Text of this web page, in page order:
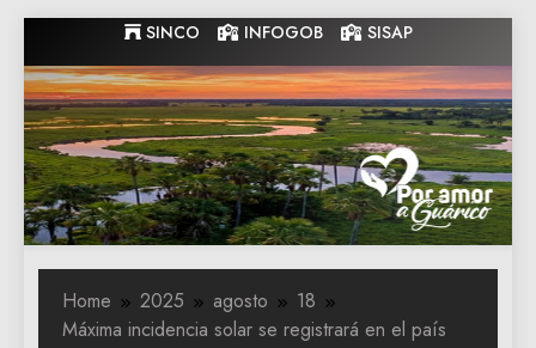
to
content
SINCO INFOGOB SISAP
Gobernacion
de Guarico
Gobernacion de Guarico
Home 2025 agosto
18
Máxima incidencia solar se registrará en el país